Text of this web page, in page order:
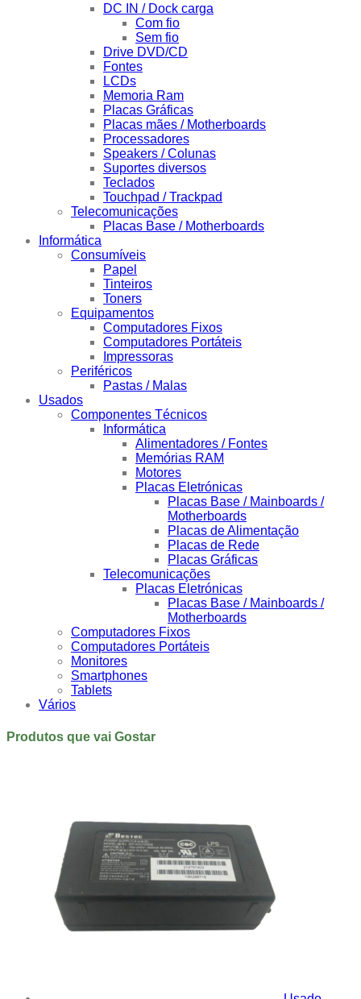
DC IN / Dock carga
Com fio
Sem fio
Drive DVD/CD
Fontes
LCDs
Memoria Ram
Placas Gráficas
Placas mães / Motherboards
Processadores
Speakers / Colunas
Suportes diversos
Teclados
Touchpad / Trackpad
Telecomunicações
Placas Base / Motherboards
Informática
Consumíveis
Papel
Tinteiros
Toners
Equipamentos
Computadores Fixos
Computadores Portáteis
Impressoras
Periféricos
Pastas / Malas
Usados
Componentes Técnicos
Informática
Alimentadores / Fontes
Memórias RAM
Motores
Placas Eletrónicas
Placas Base / Mainboards /
Motherboards
Placas de Alimentação
Placas de Rede
Placas Gráficas
Telecomunicações
Placas Eletrónicas
Placas Base / Mainboards /
Motherboards
Computadores Fixos
Computadores Portáteis
Monitores
Smartphones
Tablets
Vários
Produtos que vai Gostar